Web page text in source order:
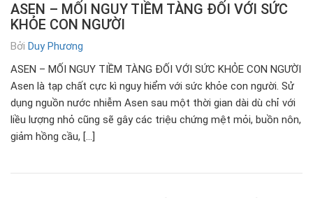
ASEN – MỐI NGUY TIỀM TÀNG ĐỐI VỚI SỨC
KHỎE CON NGƯỜI
Bởi Duy Phương
ASEN – MỐI NGUY TIỀM TÀNG ĐỐI VỚI SỨC KHỎE CON NGƯỜI
Asen là tạp chất cực kì nguy hiểm với sức khỏe con người. Sử
dụng nguồn nước nhiễm Asen sau một thời gian dài dù chỉ với
liều lượng nhỏ cũng sẽ gây các triệu chứng mệt mỏi, buồn nôn,
giảm hồng cầu, […]